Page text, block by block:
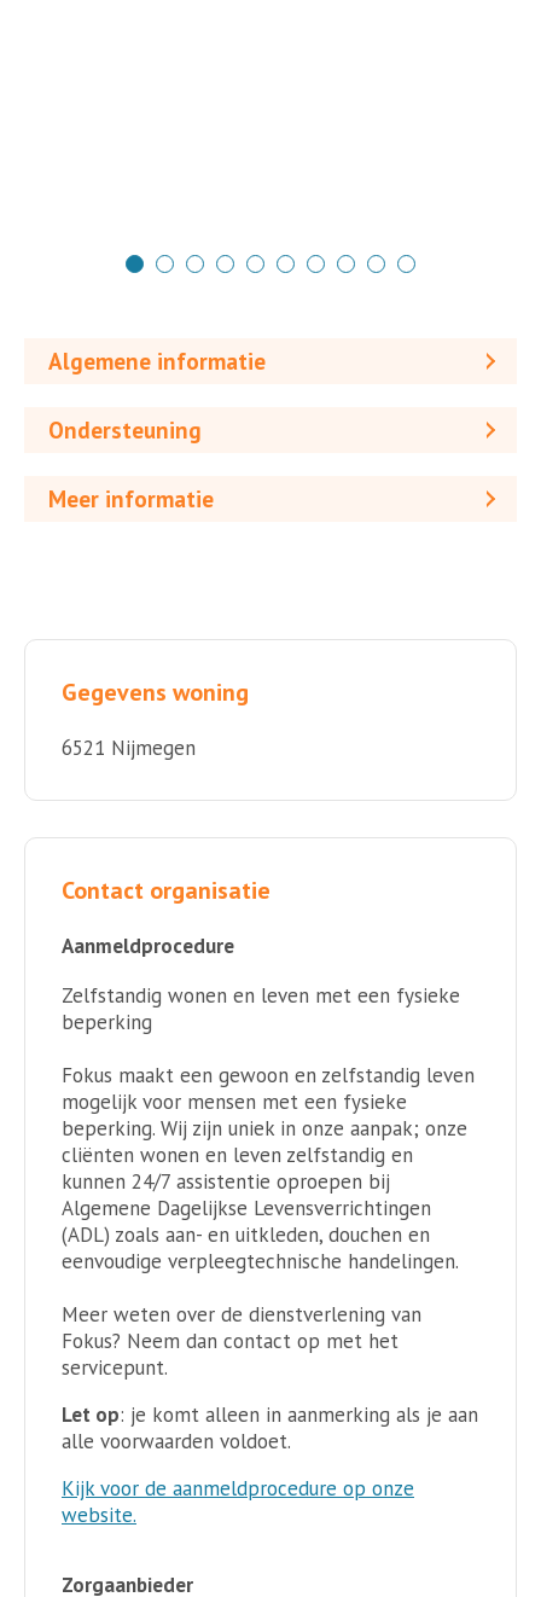
Algemene informatie
Ondersteuning
Meer informatie
Gegevens woning
6521 Nijmegen
Contact organisatie
Aanmeldprocedure
Zelfstandig wonen en leven met een fysieke
beperking
Fokus maakt een gewoon en zelfstandig leven
mogelijk voor mensen met een fysieke
beperking. Wij zijn uniek in onze aanpak; onze
cliënten wonen en leven zelfstandig en
kunnen 24/7 assistentie oproepen bij
Algemene Dagelijkse Levensverrichtingen
(ADL) zoals aan- en uitkleden, douchen en
eenvoudige verpleegtechnische handelingen.
Meer weten over de dienstverlening van
Fokus? Neem dan contact op met het
servicepunt.
Let op: je komt alleen in aanmerking als je aan
alle voorwaarden voldoet.
Kijk voor de aanmeldprocedure op onze
website.
Zorgaanbieder